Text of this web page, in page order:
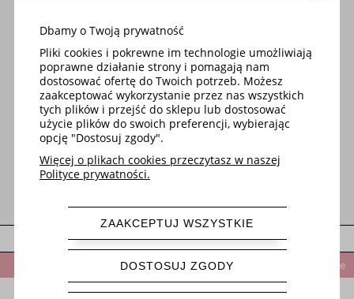
DOSTAWA
MOJE KONTO
O FIRMIE
pokaż pełną wersję strony
Po rejestracji w sklepie otrzymasz 5% rabatu na pierwsze zamówienie
Dbamy o Twoją prywatność
Pliki cookies i pokrewne im technologie umożliwiają
poprawne działanie strony i pomagają nam
dostosować ofertę do Twoich potrzeb. Możesz
zaakceptować wykorzystanie przez nas wszystkich
tych plików i przejść do sklepu lub dostosować
użycie plików do swoich preferencji, wybierając
opcję "Dostosuj zgody".
Więcej o plikach cookies przeczytasz w naszej
Polityce prywatności.
DOSTOSUJ ZGODY
ZAAKCEPTUJ WSZYSTKIE